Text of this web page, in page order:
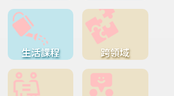
生活課程 跨領域